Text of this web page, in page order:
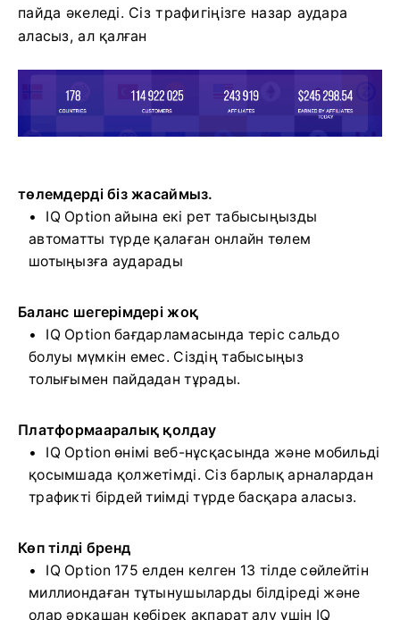
пайда әкеледі. Сіз трафигіңізге назар аудара
аласыз, ал қалған
төлемдерді біз жасаймыз.
IQ Option айына екі рет табысыңызды
автоматты түрде қалаған онлайн төлем
шотыңызға аударады
Баланс шегерімдері жоқ
IQ Option бағдарламасында теріс сальдо
болуы мүмкін емес. Сіздің табысыңыз
толығымен пайдадан тұрады.
Платформааралық қолдау
IQ Option өнімі веб-нұсқасында және мобильді
қосымшада қолжетімді. Сіз барлық арналардан
трафикті бірдей тиімді түрде басқара аласыз.
Көп тілді бренд
IQ Option 175 елден келген 13 тілде сөйлейтін
миллиондаған тұтынушыларды білдіреді және
олар әрқашан көбірек ақпарат алу үшін IQ